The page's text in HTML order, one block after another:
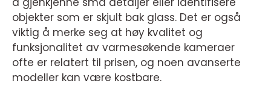
objekter som er skjult bak glass. Det er også
viktig å merke seg at høy kvalitet og
funksjonalitet av varmesøkende kameraer
ofte er relatert til prisen, og noen avanserte
modeller kan være kostbare.